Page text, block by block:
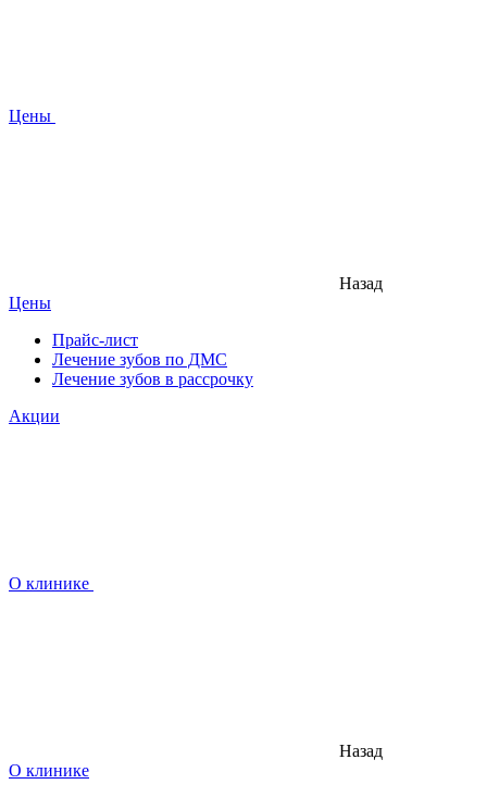
Цены
Назад
Цены
Прайс-лист
Лечение зубов по ДМС
Лечение зубов в рассрочку
Акции
О клинике
Назад
О клинике